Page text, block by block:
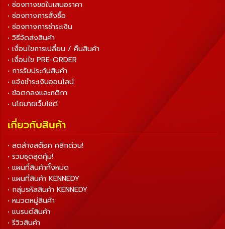
• ช่องทางขอใบเสนอราคา
• ช่องทางการสั่งซื้อ
• ช่องทางการชำระเงิน
• วิธีจัดส่งสินค้า
• เงื่อนไขการเปลี่ยน / คืนสินค้า
• เงื่อนไข PRE-ORDER
• การรับประกันสินค้า
• แจ้งชำระเงินออนไลน์
• ข้อตกลงและกติกา
• นโยบายเว็บไซต์
เกี่ยวกับสินค้า
• ลดล้างสต็อค คลิกด่วน!
• รวมชุดสุดคุ้ม!
• แผนที่สินค้าทั้งหมด
• แผนที่สินค้า KENNEDY
• กลุ่มรหัสสินค้า KENNEDY
• หมวดหมู่สินค้า
• แบรนด์สินค้า
• รีวิวสินค้า